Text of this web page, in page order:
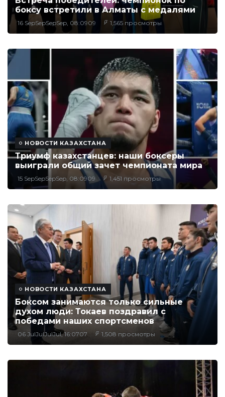
боксу встретили в Алматы с медалями
16 SepSepSepSep, 08:0909 1,565 просмотры
НОВОСТИ КАЗАХСТАНА
Триумф казахстанцев: наши боксеры
выиграли общий зачет чемпионата мира
15 SepSepSepSep, 08:0909 1,451 просмотры
НОВОСТИ КАЗАХСТАНА
Боксом занимаются только сильные
духом люди: Токаев поздравил с
победами наших спортсменов
06 JulJulJulJul, 16:0707 1,508 просмотры